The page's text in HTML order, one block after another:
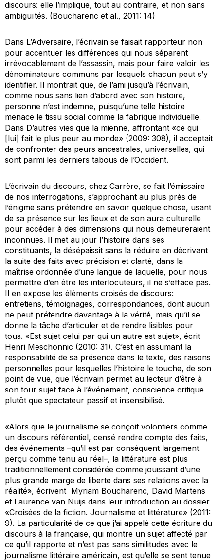
discours: elle l’implique, tout au contraire, et non sans
ambiguïtés. (Boucharenc et al., 2011: 14)
Dans L’Adversaire, l’écrivain se faisait rapporteur non
pour accentuer les différences qui nous séparent
irrévocablement de l’assassin, mais pour faire valoir les
dénominateurs communs par lesquels chacun peut s’y
identifier. Il montrait que, de l’ami jusqu’à l’écrivain,
comme nous sans lien d’abord avec son histoire,
personne n’est indemne, puisqu’une telle histoire
menace le tissu social comme la fabrique individuelle.
Dans D’autres vies que la mienne, affrontant «ce qui
[lui] fait le plus peur au monde» (2009: 308), il acceptait
de confronter des peurs ancestrales, universelles, qui
sont parmi les derniers tabous de l’Occident.
L’écrivain du discours, chez Carrère, se fait l’émissaire
de nos interrogations, s’approchant au plus près de
l’énigme sans prétendre en savoir quelque chose, usant
de sa présence sur les lieux et de son aura culturelle
pour accéder à des dimensions qui nous demeureraient
inconnues. Il met au jour l’histoire dans ses
constituants, la désépaissit sans la réduire en décrivant
la suite des faits avec précision et clarté, dans la
maîtrise ordonnée d’une langue de laquelle, pour nous
permettre d’en être les interlocuteurs, il ne s’efface pas.
Il en expose les éléments croisés de discours:
entretiens, témoignages, correspondances, dont aucun
ne peut prétendre davantage à la vérité, mais qu’il se
donne la tâche d’articuler et de rendre lisibles pour
tous. «Est sujet celui par qui un autre est sujet», écrit
Henri Meschonnic (2010: 31). C’est en assumant la
responsabilité de sa présence dans le texte, des raisons
personnelles pour lesquelles l’histoire le touche, de son
point de vue, que l’écrivain permet au lecteur d’être à
son tour sujet face à l’événement, conscience critique
plutôt que spectateur passif et insensibilisé.
«Alors que le journalisme se conçoit volontiers comme
un discours référentiel, censé rendre compte des faits,
des événements –qu’il est par conséquent largement
perçu comme tenu au réel–, la littérature est plus
traditionnellement considérée comme jouissant d’une
plus grande marge de liberté dans ses relations avec la
réalité», écrivent Myriam Boucharenc, David Martens
et Laurence van Nuijs dans leur introduction au dossier
«Croisées de la fiction. Journalisme et littérature» (2011:
9). La particularité de ce que j’ai appelé cette écriture du
discours à la française, qui montre un sujet affecté par
ce qu’il rapporte et n’est pas sans similitudes avec le
journalisme littéraire américain, est qu’elle se sent tenue